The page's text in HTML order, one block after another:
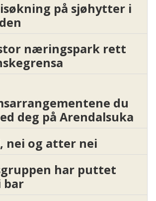
på sjøhytter i
næringspark rett
du
deg på Arendalsuka
nei og atter nei
har puttet
bar